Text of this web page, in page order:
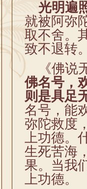
光明遍
就被阿弥
取不舍。
致不退转
《佛说无
佛名号，
则是具足
名号，能
弥陀救度
上功德。
生死苦海
果。当我
上功德。